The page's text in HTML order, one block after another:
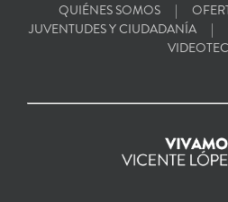
QUIÉNES SOMOS
JUVENTUDES Y CIUDADANÍA